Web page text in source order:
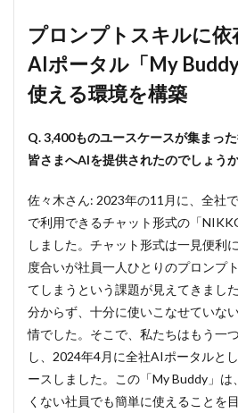
合で
実現
し
た、
スピ
ィー
軟な
ドラ
イン
策定
全社
共通
業務
専門
業務
ま
で。
年間
プロンプトスキルに依
AIポータル「My
使える環境を構築
Q. 3,400ものユースケースが集まっ
皆さまへAIを提供されたのでしょう
佐々木さん: 2023年の11月に、全社
で利用できるチャット形式の「
しました。チャット形式は一見便利
度合いが社員一人ひとりのプロンプ
てしまうという課題が見えてきまし
分からず、十分に使いこなせていな
情でした。そこで、私たちはもう一
し、2024年4月に全社AIポータルと
ースしました。この「My Buddy」
くない社員でも簡単に使えることを